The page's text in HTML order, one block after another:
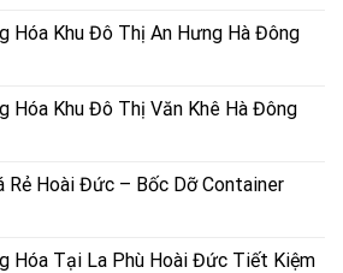
Hóa Khu Đô Thị An Hưng Hà Đông
Hóa Khu Đô Thị Văn Khê Hà Đông
Rẻ Hoài Đức – Bốc Dỡ Container
Hóa Tại La Phù Hoài Đức Tiết Kiệm